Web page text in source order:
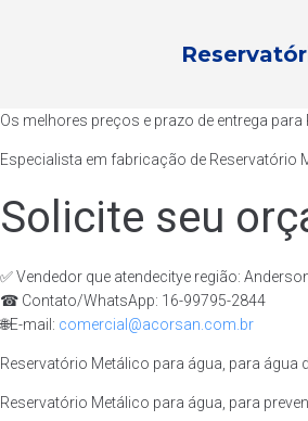
Os melhores preços e prazo de entrega
Especialista em fabricação de Reservatório
Solicite seu
✅ Vendedor que atendecitye região:
☎ Contato/WhatsApp: 16-99795-2844
🌐E-mail: comercial@acorsan.com.br
Reservatório Metálico para água, para água
Reservatório Metálico para água, para